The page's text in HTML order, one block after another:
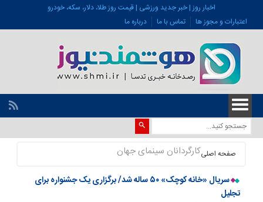
اخبار روز | خبر جدید ورزشی | قیمت روز طلا، دلار، سکه، خودرو
اعتبارات و مجوز ها
تماس با ما درباره ما
صفحه اصلیکارگردانان سینمای جهان
سریال «خانه کوچک» ۵۰ ساله شد/ برگزاری یک جشنواره برای
تجلیل